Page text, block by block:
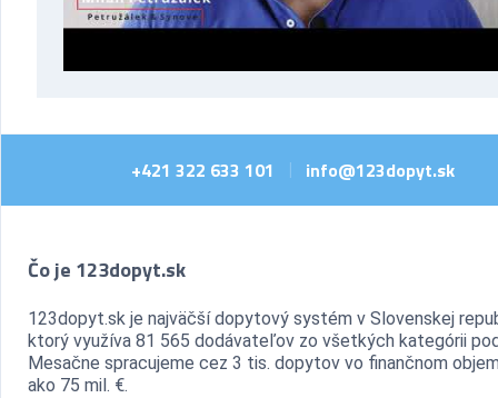
+421 322 633 101 info@123dopyt.sk
Čo je 123dopyt.sk
123dopyt.sk je najväčší dopytový systém v Slovenskej
ktorý využíva 81 565 dodávateľov zo všetkých kategórii
Mesačne spracujeme cez 3 tis. dopytov vo finančnom
ako 75 mil. €.